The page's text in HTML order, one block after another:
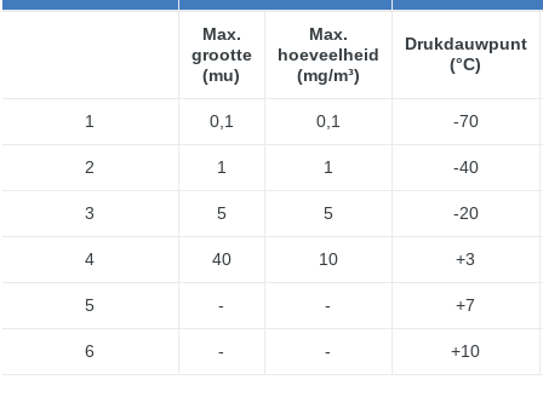
Max.
grootte
(mu)
Max.
hoeveelheid
(mg/m³)
Drukdauwpunt
(°C)
1 0,1 0,1 -70
2 1 1 -40
3 5 5 -20
4 40 10 +3
5 - - +7
6 - - +10